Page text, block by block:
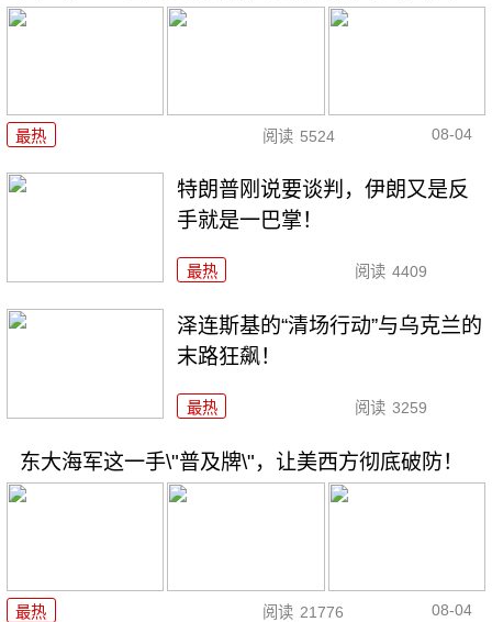
最热 阅读 5524 08-04
特朗普刚说要谈判，伊朗又是反
手就是一巴掌！
最热 阅读 4409
泽连斯基的“清场行动”与乌克兰的
末路狂飙！
最热 阅读 3259
东大海军这一手\"普及牌\"，让美西方彻底破防！
最热 阅读 21776 08-04